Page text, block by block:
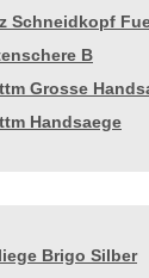
Schneidkopf
B
Grosse
Handsaege
Brigo Silber